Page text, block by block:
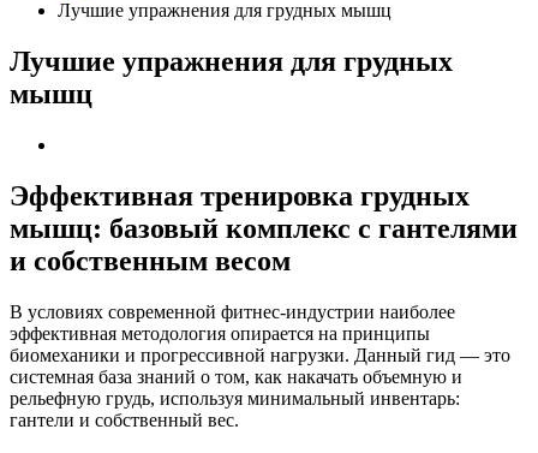
Лучшие упражнения для грудных мышц
Лучшие упражнения для грудных
мышц
Эффективная тренировка грудных
мышц: базовый комплекс с гантелями
и собственным весом
В условиях современной фитнес-индустрии наиболее
эффективная методология опирается на принципы
биомеханики и прогрессивной нагрузки. Данный гид — это
системная база знаний о том, как накачать объемную и
рельефную грудь, используя минимальный инвентарь:
гантели и собственный вес.